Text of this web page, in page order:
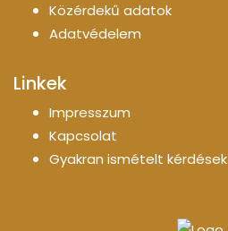
Közérdekű adatok
Adatvédelem
Linkek
Impresszum
Kapcsolat
Gyakran ismételt kérdések